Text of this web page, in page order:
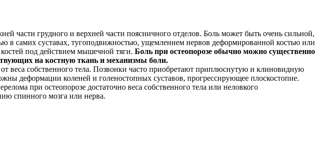
части грудного и верхней части поясничного отделов. Боль может быть очень сильной,
в самих суставах, тугоподвижностью, ущемлением нервов деформированной костью или
под действием мышечной тяги. Боль при остеопорозе обычно можно существенно
на костную ткань и механизмы боли.
веса собственного тела. Позвонки часто приобретают приплюснутую и клиновидную
деформации коленей и голеностопных суставов, прогрессирующее плоскостопие.
при остеопорозе достаточно веса собственного тела или неловкого
спинного мозга или нерва.